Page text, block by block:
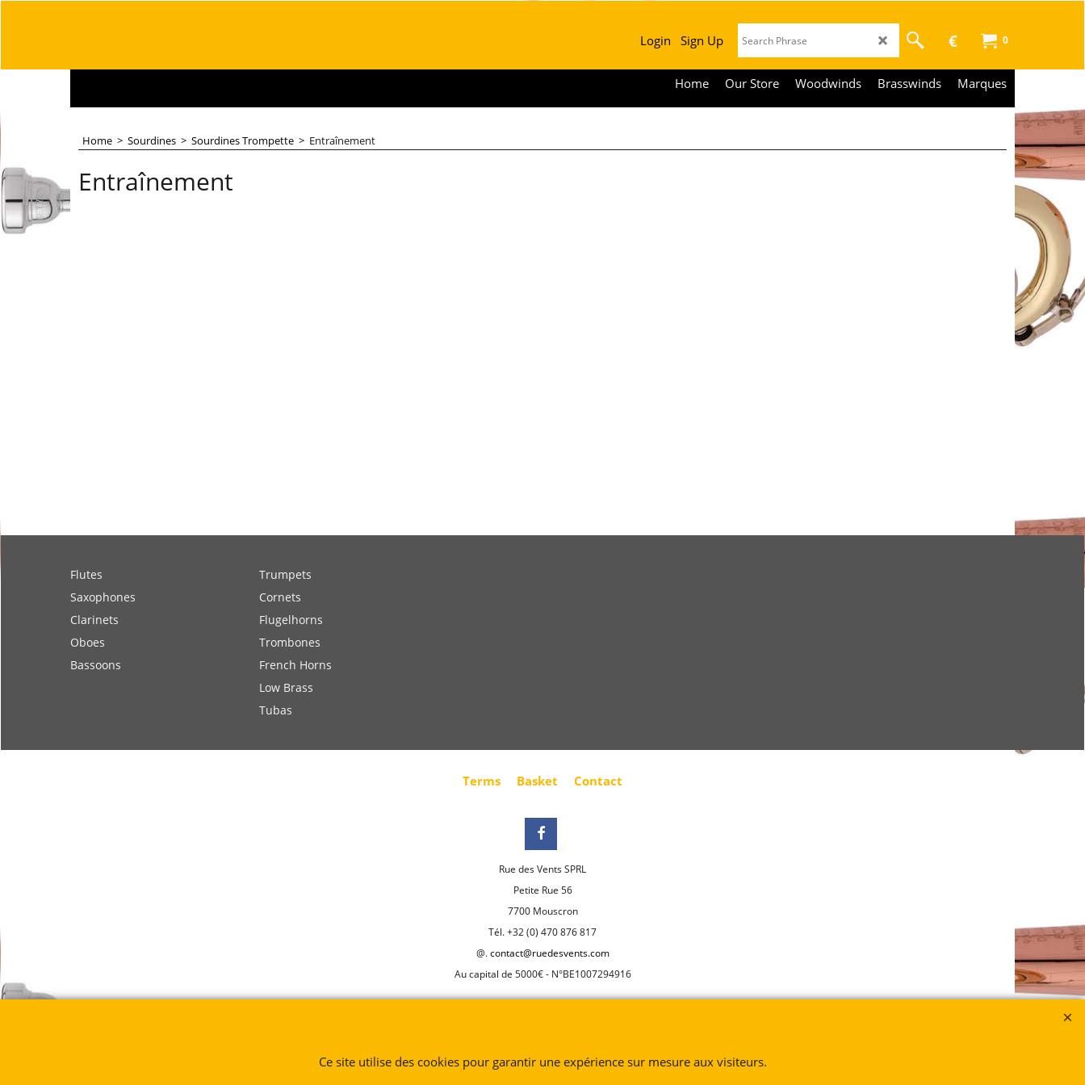
0
€
Login Sign Up
Home Our Store Woodwinds Brasswinds Marques
Home > Sourdines > Sourdines Trompette > Entraînement
Entraînement
Flutes
Saxophones
Clarinets
Oboes
Bassoons
Trumpets
Cornets
Flugelhorns
Trombones
French Horns
Low Brass
Tubas
Terms Basket Contact
Rue des Vents SPRL
Petite Rue 56
7700 Mouscron
Tél. +32 (0) 470 876 817
@.contact@ruedesvents.com
Au capital de 5000€ - N°BE1007294916
Ce site utilise des cookies pour garantir une expérience sur mesure aux visiteurs.